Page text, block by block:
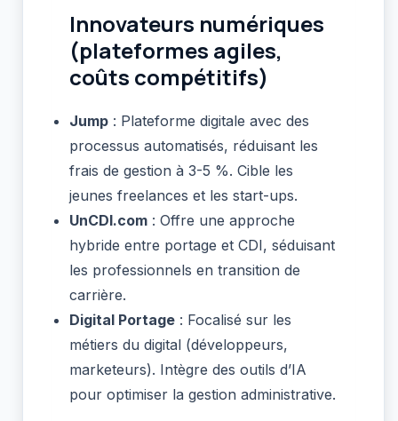
Innovateurs numériques
(plateformes agiles,
coûts compétitifs)
Jump : Plateforme digitale avec des
processus automatisés, réduisant les
frais de gestion à 3-5 %. Cible les
jeunes freelances et les start-ups.
UnCDI.com : Offre une approche
hybride entre portage et CDI, séduisant
les professionnels en transition de
carrière.
Digital Portage : Focalisé sur les
métiers du digital (développeurs,
marketeurs). Intègre des outils d’IA
pour optimiser la gestion administrative.